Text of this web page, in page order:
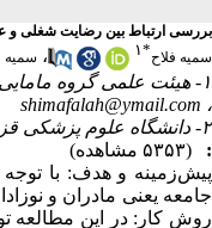
بررسی ارتباط بین رضایت شغلی و
سمیه فلاح*۱ ، سمیه
۱- هیئت علمی گروه
، shimafalah@ymail.com
۲- دانشگاه علوم پزشکی قزوین
:
(۵۳۵۳ مشاهده)
پیش‌زمینه و هدف: با توجه
جامعه یعنی مادران و